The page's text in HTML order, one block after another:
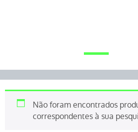
Não foram encontrados
correspondentes à sua